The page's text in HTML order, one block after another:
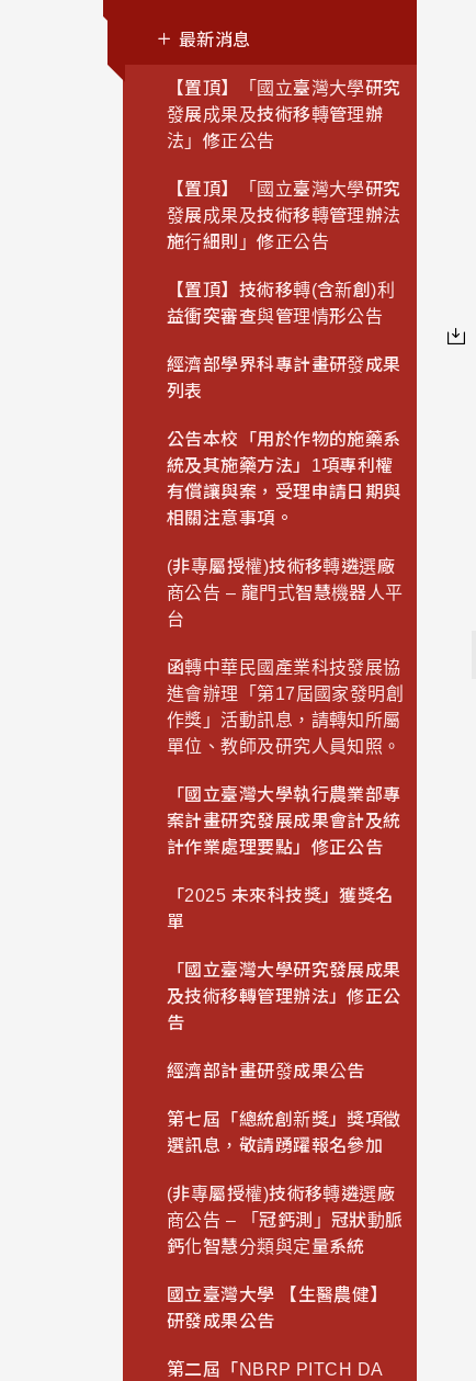
最新消息
【置頂】「國立臺灣大學研究
發展成果及技術移轉管理辦
法」修正公告
【置頂】「國立臺灣大學研究
發展成果及技術移轉管理辦法
施行細則」修正公告
【置頂】技術移轉(含新創)利
益衝突審查與管理情形公告
經濟部學界科專計畫研發成果
列表
公告本校「用於作物的施藥系
統及其施藥方法」1項專利權
有償讓與案，受理申請日期與
相關注意事項。
(非專屬授權)技術移轉遴選廠
商公告 – 龍門式智慧機器人平
台
函轉中華民國產業科技發展協
進會辦理「第17屆國家發明創
作獎」活動訊息，請轉知所屬
單位、教師及研究人員知照。
「國立臺灣大學執行農業部專
案計畫研究發展成果會計及統
計作業處理要點」修正公告
「2025 未來科技獎」獲獎名
單
「國立臺灣大學研究發展成果
及技術移轉管理辦法」修正公
告
經濟部計畫研發成果公告
第七屆「總統創新獎」獎項徵
選訊息，敬請踴躍報名參加
(非專屬授權)技術移轉遴選廠
商公告 – 「冠鈣測」冠狀動脈
鈣化智慧分類與定量系統
國立臺灣大學 【生醫農健】
研發成果公告
第二屆「NBRP PITCH DA